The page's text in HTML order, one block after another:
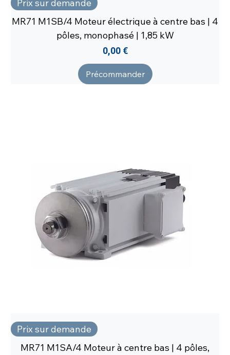
Prix sur demande
MR71 M1SB/4 Moteur électrique à centre bas | 4
pôles, monophasé | 1,85 kW
Prix
0,00 €
Précommander
Prix sur demande
MR71 M1SA/4 Moteur à centre bas | 4 pôles,